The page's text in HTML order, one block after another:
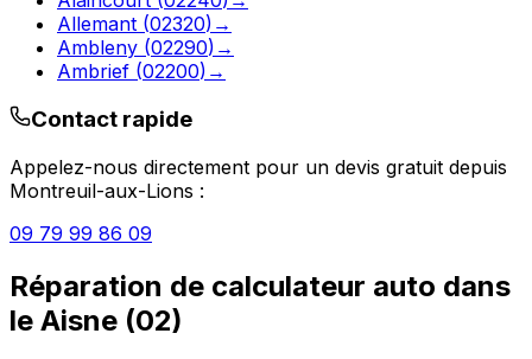
Allemant (02320) →
Ambleny (02290) →
Ambrief (02200) →
Contact rapide
Appelez-nous directement pour un devis gratuit depuis
Montreuil-aux-Lions :
09 79 99 86 09
Réparation de calculateur auto dans
le Aisne (02)